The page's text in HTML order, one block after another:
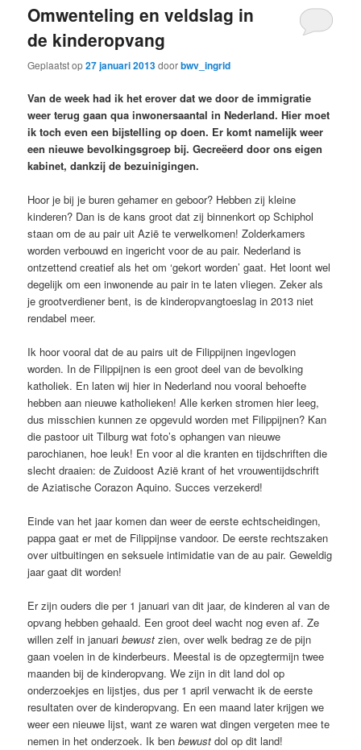
Omwenteling en veldslag in
de kinderopvang
Geplaatst op27 januari 2013doorbwv_ingrid
Van de week had ik het erover dat we door de immigratie
weer terug gaan qua inwonersaantal in Nederland. Hier moet
ik toch even een bijstelling op doen. Er komt namelijk weer
een nieuwe bevolkingsgroep bij. Gecreëerd door ons eigen
kabinet, dankzij de bezuinigingen.
Hoor je bij je buren gehamer en geboor? Hebben zij kleine
kinderen? Dan is de kans groot dat zij binnenkort op Schiphol
staan om de au pair uit Azië te verwelkomen! Zolderkamers
worden verbouwd en ingericht voor de au pair. Nederland is
ontzettend creatief als het om ‘gekort worden’ gaat. Het loont wel
degelijk om een inwonende au pair in te laten vliegen. Zeker als
je grootverdiener bent, is de kinderopvangtoeslag in 2013 niet
rendabel meer.
Ik hoor vooral dat de au pairs uit de Filippijnen ingevlogen
worden. In de Filippijnen is een groot deel van de bevolking
katholiek. En laten wij hier in Nederland nou vooral behoefte
hebben aan nieuwe katholieken! Alle kerken stromen hier leeg,
dus misschien kunnen ze opgevuld worden met Filippijnen? Kan
die pastoor uit Tilburg wat foto’s ophangen van nieuwe
parochianen, hoe leuk! En voor al die kranten en tijdschriften die
slecht draaien: de Zuidoost Azië krant of het vrouwentijdschrift
de Aziatische Corazon Aquino. Succes verzekerd!
Einde van het jaar komen dan weer de eerste echtscheidingen,
pappa gaat er met de Filippijnse vandoor. De eerste rechtszaken
over uitbuitingen en seksuele intimidatie van de au pair. Geweldig
jaar gaat dit worden!
Er zijn ouders die per 1 januari van dit jaar, de kinderen al van de
opvang hebben gehaald. Een groot deel wacht nog even af. Ze
willen zelf in januaribewust zien, over welk bedrag ze de pijn
gaan voelen in de kinderbeurs. Meestal is de opzegtermijn twee
maanden bij de kinderopvang. We zijn in dit land dol op
onderzoekjes en lijstjes, dus per 1 april verwacht ik de eerste
resultaten over de kinderopvang. En een maand later krijgen we
weer een nieuwe lijst, want ze waren wat dingen vergeten mee te
nemen in het onderzoek. Ik benbewust dol op dit land!